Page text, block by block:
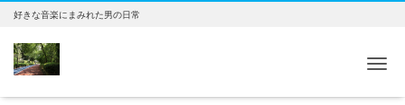
好きな音楽にまみれた男の日常